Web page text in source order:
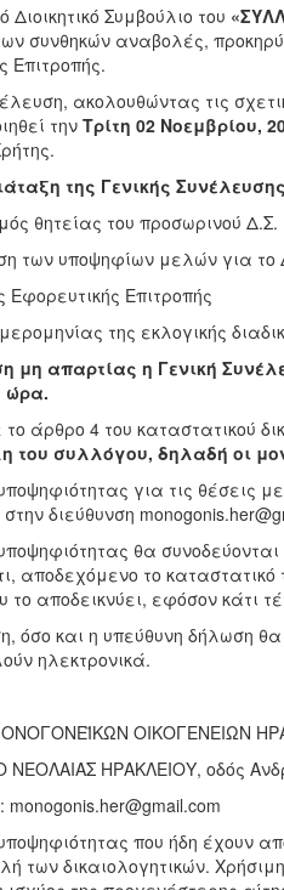
Συμβούλιο του
συνθηκών αναβολές,
Επιτροπής.
ακολουθώντας τις
την Τρίτη 02 Νοεμβρίου,
της Γενικής Συνέλευσης
θητείας του προσωρινού Δ.Σ.
των υποψηφίων μελών για το
Εφορευτικής Επιτροπής
της εκλογικής
μη απαρτίας η Γενική
ώρα.
άρθρο 4 του καταστατικού
του συλλόγου, δηλαδή οι
για τις θέσεις
διεύθυνση
θα
αποδεχόμενο το καταστατικό
αποδεικνύει, εφόσον κάτι
όσο και η υπεύθυνη δήλωση
ηλεκτρονικά.
ΟΙΚΟΓΕΝΕΙΩΝ
ΗΡΑΚΛΕΙΟΥ, οδός
monogonis.her@gmail.com
που ήδη έχουν
των δικαιολογητικών.